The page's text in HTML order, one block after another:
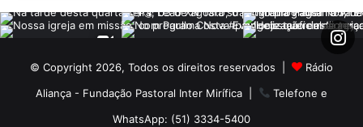
© Copyright 2026, Todos os direitos reservados |
Rádio
Aliança - Fundação Pastoral Inter Mirífica|
Telefone e
WhatsApp: (51) 3334-5400